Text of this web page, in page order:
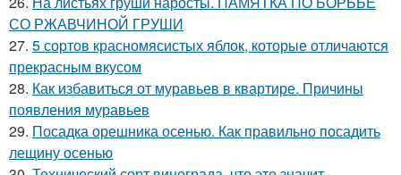
СО РЖАВЧИНОЙ ГРУШИ
27. 5 сортов красномясистых яблок, которые отличаются
прекрасным вкусом
28. Как избавиться от муравьев в квартире. Причины
появления муравьев
29. Посадка орешника осенью. Как правильно посадить
лещину осенью